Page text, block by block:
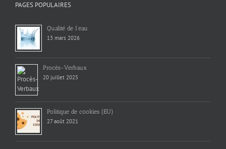
PAGES POPULAIRES
Qualité de l’eau
13 mars 2026
Procès-Verbaux
20 juillet 2025
Politique de cookies (EU)
27 août 2021